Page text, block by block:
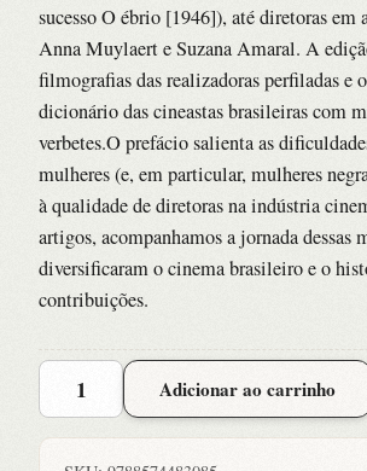
sucesso O ébrio [1946]), até diretoras em
Anna Muylaert e Suzana Amaral. A
filmografias das realizadoras perfiladas e
dicionário das cineastas brasileiras com
verbetes.O prefácio salienta as
mulheres (e, em particular, mulheres
à qualidade de diretoras na indústria
artigos, acompanhamos a jornada dessas
diversificaram o cinema brasileiro e o
contribuições.
Mulheres
Atras
Adicionar ao carrinho